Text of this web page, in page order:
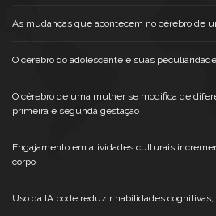
As mudanças que acontecem no cérebro de
O cérebro do adolescente e suas
O cérebro de uma mulher se modifica de
primeira e segunda gestação
Engajamento em atividades culturais
corpo
Uso da IA pode reduzir habilidades